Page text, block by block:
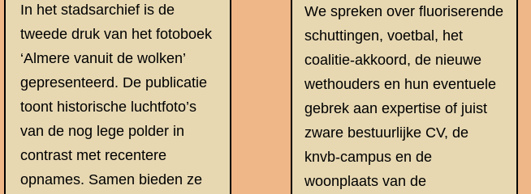
In het stadsarchief is de
tweede druk van het fotoboek
‘Almere vanuit de wolken’
gepresenteerd. De publicatie
toont historische luchtfoto’s
van de nog lege polder in
contrast met recentere
opnames. Samen bieden ze
We spreken over fluoriserende
schuttingen, voetbal, het
coalitie-akkoord, de nieuwe
wethouders en hun eventuele
gebrek aan expertise of juist
zware bestuurlijke CV, de
knvb-campus en de
woonplaats van de